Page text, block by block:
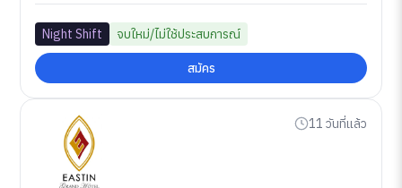
Night Shift จบใหม่/ไม่ใช้ประสบการณ์
สมัคร
11 วันที่แล้ว